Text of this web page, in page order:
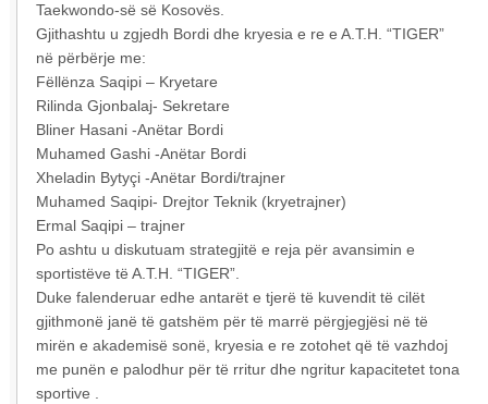
Taekwondo-së së Kosovës.
Gjithashtu u zgjedh Bordi dhe kryesia e re e A.T.H. “TIGER”
në përbërje me:
Fëllënza Saqipi – Kryetare
Rilinda Gjonbalaj- Sekretare
Bliner Hasani -Anëtar Bordi
Muhamed Gashi -Anëtar Bordi
Xheladin Bytyçi -Anëtar Bordi/trajner
Muhamed Saqipi- Drejtor Teknik (kryetrajner)
Ermal Saqipi – trajner
Po ashtu u diskutuam strategjitë e reja për avansimin e
sportistëve të A.T.H. “TIGER”.
Duke falenderuar edhe antarët e tjerë të kuvendit të cilët
gjithmonë janë të gatshëm për të marrë përgjegjësi në të
mirën e akademisë sonë, kryesia e re zotohet që të vazhdoj
me punën e palodhur për të rritur dhe ngritur kapacitetet tona
sportive .